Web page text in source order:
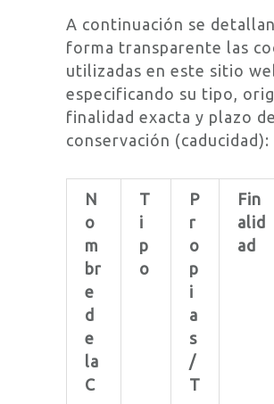
A continuación se
forma transparente las
utilizadas en este sitio
especificando su tipo,
finalidad exacta y plazo de
conservación (caducidad):
N
o
m
br
e
d
e
la
C
T
i
p
o
P
r
o
p
i
a
s
/
T
Fin
alid
ad